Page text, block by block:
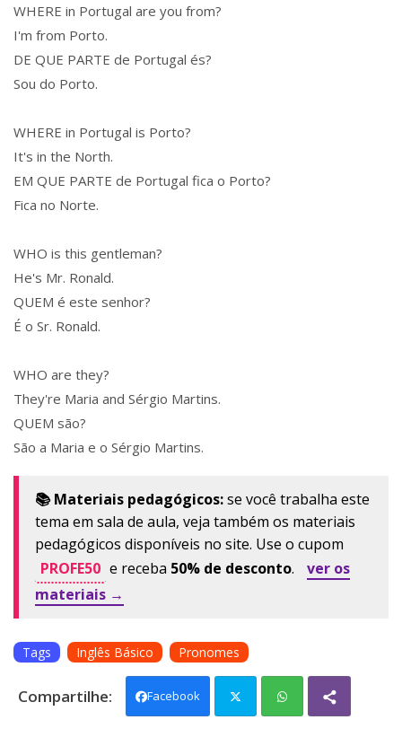
WHERE in Portugal are you from?
I'm from Porto.
DE QUE PARTE de Portugal és?
Sou do Porto.
WHERE in Portugal is Porto?
It's in the North.
EM QUE PARTE de Portugal fica o Porto?
Fica no Norte.
WHO is this gentleman?
He's Mr. Ronald.
QUEM é este senhor?
É o Sr. Ronald.
WHO are they?
They're Maria and Sérgio Martins.
QUEM são?
São a Maria e o Sérgio Martins.
📚 Materiais pedagógicos:se você trabalha este
tema em sala de aula, veja também os materiais
pedagógicos disponíveis no site. Use o cupom
PROFE50 e receba 50% de desconto.
ver os
materiais →
Tags Inglês Básico Pronomes
Facebook